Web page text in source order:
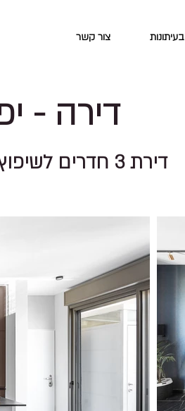
צור קשר
דירה -
דירת 3 חדרים לשיפוץ 70 מ"ר